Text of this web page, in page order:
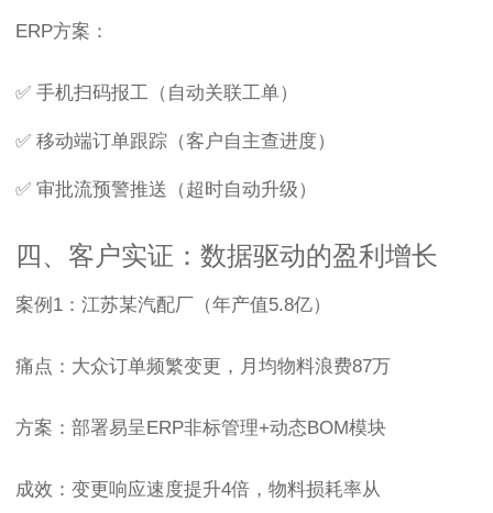
ERP方案：
✅ 手机扫码报工（自动关联工单）
✅ 移动端订单跟踪（客户自主查进度）
✅ 审批流预警推送（超时自动升级）
四、客户实证：数据驱动的盈利增长
案例1：江苏某汽配厂（年产值5.8亿）
痛点：大众订单频繁变更，月均物料浪费87万
方案：部署易呈ERP非标管理+动态BOM模块
成效：变更响应速度提升4倍，物料损耗率从